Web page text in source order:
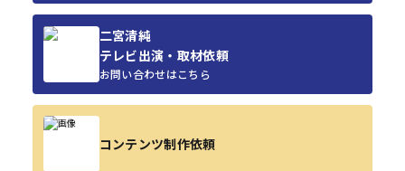
二宮清純
テレビ出演・取材依頼
お問い合わせはこちら
コンテンツ制作依頼